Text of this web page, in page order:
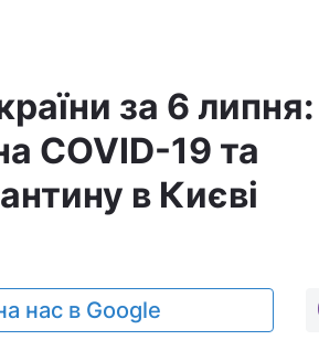
за 6 липня:
COVID-19 та
в Києві
нас в Google